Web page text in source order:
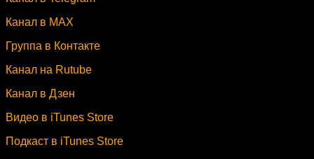
Канал в MAX
Группа в Контакте
Канал на Rutube
Канал в Дзен
Видео в iTunes Store
Подкаст в iTunes Store